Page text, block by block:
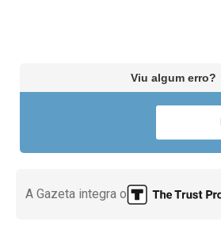
Viu algum erro?
A Gazeta integra o